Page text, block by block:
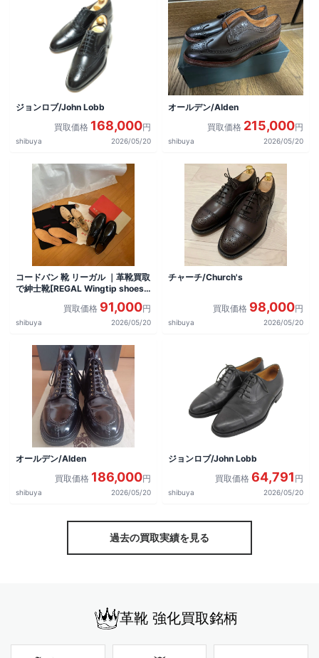
ジョンロブ/John Lobb
買取価格 168,000円
shibuya 2026/05/20
オールデン/Alden
買取価格 215,000円
shibuya 2026/05/20
コードバン 靴 リーガル ｜革靴買取
で紳士靴[REGAL Wingtip shoes]
買取価格 91,000円
shibuya 2026/05/20
チャーチ/Church's
買取価格 98,000円
shibuya 2026/05/20
オールデン/Alden
買取価格 186,000円
shibuya 2026/05/20
ジョンロブ/John Lobb
買取価格 64,791 円
shibuya 2026/05/20
過去の買取実績を見る
革靴 強化買取銘柄